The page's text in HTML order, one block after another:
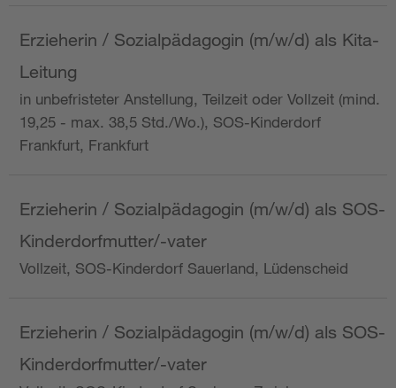
Erzieherin / Sozialpädagogin (m/w/d) als Kita-
Leitung
in unbefristeter Anstellung, Teilzeit oder Vollzeit (mind.
19,25 - max. 38,5 Std./Wo.), SOS-Kinderdorf
Frankfurt, Frankfurt
Erzieherin / Sozialpädagogin (m/w/d) als SOS-
Kinderdorfmutter/-vater
Vollzeit, SOS-Kinderdorf Sauerland, Lüdenscheid
Erzieherin / Sozialpädagogin (m/w/d) als SOS-
Kinderdorfmutter/-vater